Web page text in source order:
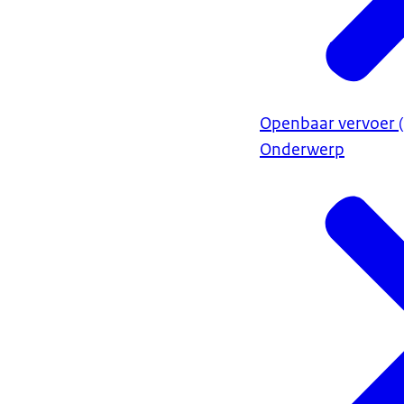
Openbaar vervoer
Onderwerp